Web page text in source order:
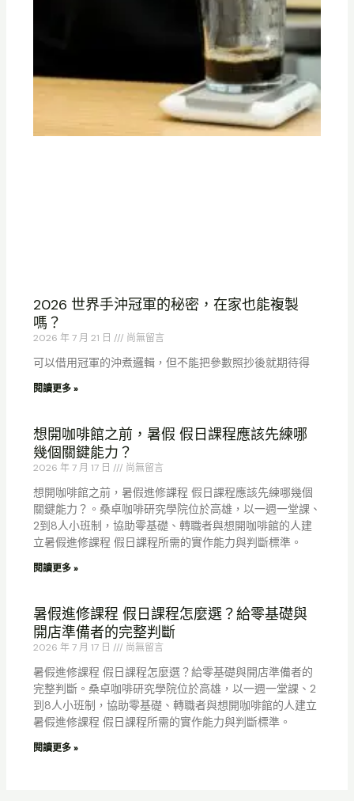
2026 世界手沖冠軍的秘密，在家也能複製
嗎？
2026 年 7 月 21 日 尚無留言
可以借用冠軍的沖煮邏輯，但不能把參數照抄後就期待得
閱讀更多 »
想開咖啡館之前，暑假 假日課程應該先練哪
幾個關鍵能力？
2026 年 7 月 17 日 尚無留言
想開咖啡館之前，暑假進修課程 假日課程應該先練哪幾個
關鍵能力？。桑卓咖啡研究學院位於高雄，以一週一堂課、
2到8人小班制，協助零基礎、轉職者與想開咖啡館的人建
立暑假進修課程 假日課程所需的實作能力與判斷標準。
閱讀更多 »
暑假進修課程 假日課程怎麼選？給零基礎與
開店準備者的完整判斷
2026 年 7 月 17 日 尚無留言
暑假進修課程 假日課程怎麼選？給零基礎與開店準備者的
完整判斷。桑卓咖啡研究學院位於高雄，以一週一堂課、2
到8人小班制，協助零基礎、轉職者與想開咖啡館的人建立
暑假進修課程 假日課程所需的實作能力與判斷標準。
閱讀更多 »